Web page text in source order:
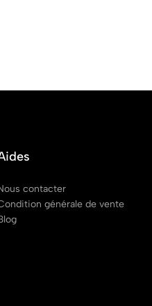
contacter
générale de vente